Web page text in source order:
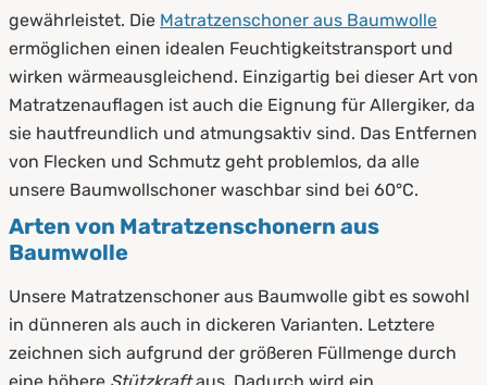
gewährleistet. Die Matratzenschoner aus Baumwolle
ermöglichen einen idealen Feuchtigkeitstransport und
wirken wärmeausgleichend. Einzigartig bei dieser Art von
Matratzenauflagen ist auch die Eignung für Allergiker, da
sie hautfreundlich und atmungsaktiv sind. Das Entfernen
von Flecken und Schmutz geht problemlos, da alle
unsere Baumwollschoner waschbar sind bei 60°C.
Arten von Matratzenschonern aus
Baumwolle
Unsere Matratzenschoner aus Baumwolle gibt es sowohl
in dünneren als auch in dickeren Varianten. Letztere
zeichnen sich aufgrund der größeren Füllmenge durch